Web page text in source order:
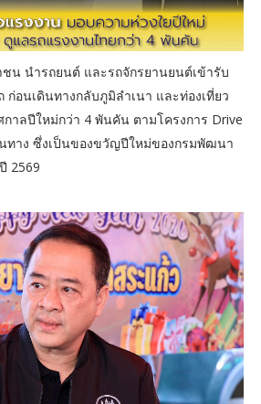
น นำรถยนต์ และรถจักรยานยนต์เข้ารับ
ก่อนเดินทางกลับภูมิลำเนา และท่องเที่ยว
กาลปีใหม่กว่า 4 พันคัน ตามโครงการ Drive
ทาง ซึ่งเป็นของขวัญปีใหม่ของกรมพัฒนา
2569